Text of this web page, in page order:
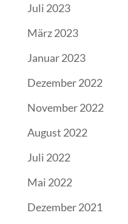
Juli 2023
März 2023
Januar 2023
Dezember 2022
November 2022
August 2022
Juli 2022
Mai 2022
Dezember 2021